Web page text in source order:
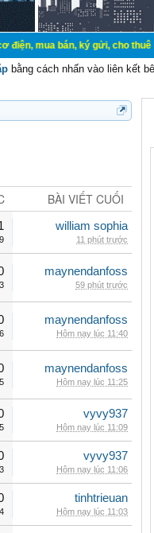
ký gửi, cho thuê hàng
bằng cách nhấn vào liên kết
BÀI VIẾT CUỐI
william sophia
11 phút trước
3
maynendanfoss
59 phút trước
6
maynendanfoss
Hôm nay lúc 11:40
5
maynendanfoss
Hôm nay lúc 11:25
5
vyvy937
Hôm nay lúc 11:09
3
vyvy937
Hôm nay lúc 11:06
4
tinhtrieuan
Hôm nay lúc 11:03